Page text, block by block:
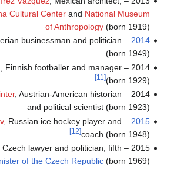
Cultural Centerand National Museum
of Anthropology(born 1919)
2014
–
businessman and politician
(born 1949)
2014 –
, Finnish footballer and manager
(born 1929)
[11]
2014 –
, Austrian-American historian
and political scientist (born 1923)
2015
–
, Russian ice hockey player and
coach (born 1948)
[12]
2015 –
Czech lawyer and politician, fifth
of the Czech Republic(born 1969)